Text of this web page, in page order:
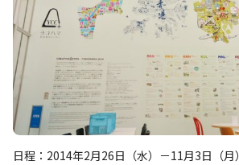
日程：2014年2月26日（水）－11月3日（月）